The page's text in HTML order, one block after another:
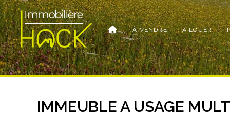
À VENDRE À LOUER
IMMEUBLE A USAGE